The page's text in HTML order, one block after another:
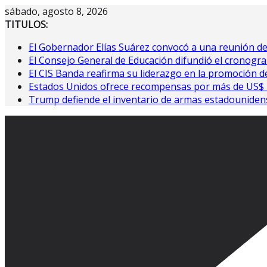
Saltar
al
sábado, agosto 8, 2026
TITULOS:
El Gobernador Elías Suárez convocó a una reunión
El Consejo General de Educación difundió el
El CIS Banda reafirma su liderazgo en la promoción
Estados Unidos ofrece recompensas por más de
Trump defiende el inventario de armas